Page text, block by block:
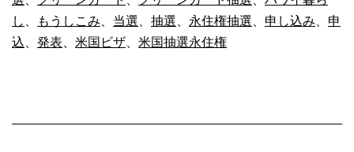
永
住
し
もうしこみ 当選 抽選 永住権抽選 申し込み
申
込
発表 米国ビザ 米国抽選永住権